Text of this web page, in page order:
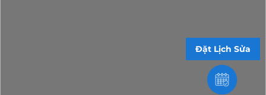
Đặt Lịch Sửa